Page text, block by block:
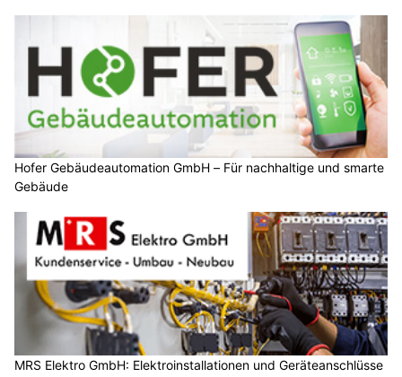
Hofer Gebäudeautomation GmbH – Für nachhaltige und smarte
Gebäude
MRS Elektro GmbH: Elektroinstallationen und Geräteanschlüsse